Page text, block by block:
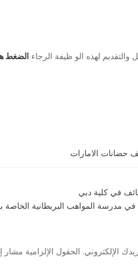
والتقديم لهذه الو ظيفة الرجاء الضغط
حضانات الامارات
في كلية دبي
مدرسة المواهب البريطانية الخاصة
الإلكتروني. الحقول الإلزامية مشار